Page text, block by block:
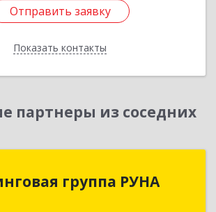
Отправить заявку
Показать контакты
Отправить заявку
Назад
партнеры из соседних
группа РУНА
г, Кржижановского ул, дом №